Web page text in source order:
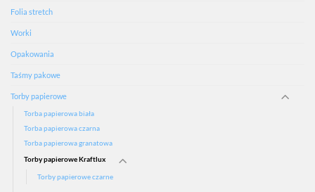
Folia stretch
Worki
Opakowania
Taśmy pakowe
Torby papierowe
Torba papierowa biała
Torba papierowa czarna
Torba papierowa granatowa
Torby papierowe Kraftlux
Torby papierowe czarne